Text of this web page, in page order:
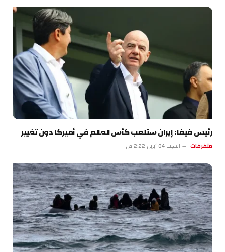
رئيس فيفا: إيران ستلعب كأس العالم في أميركا دون تغيير
متفرقات السبت 04 أبريل 2:22 ص